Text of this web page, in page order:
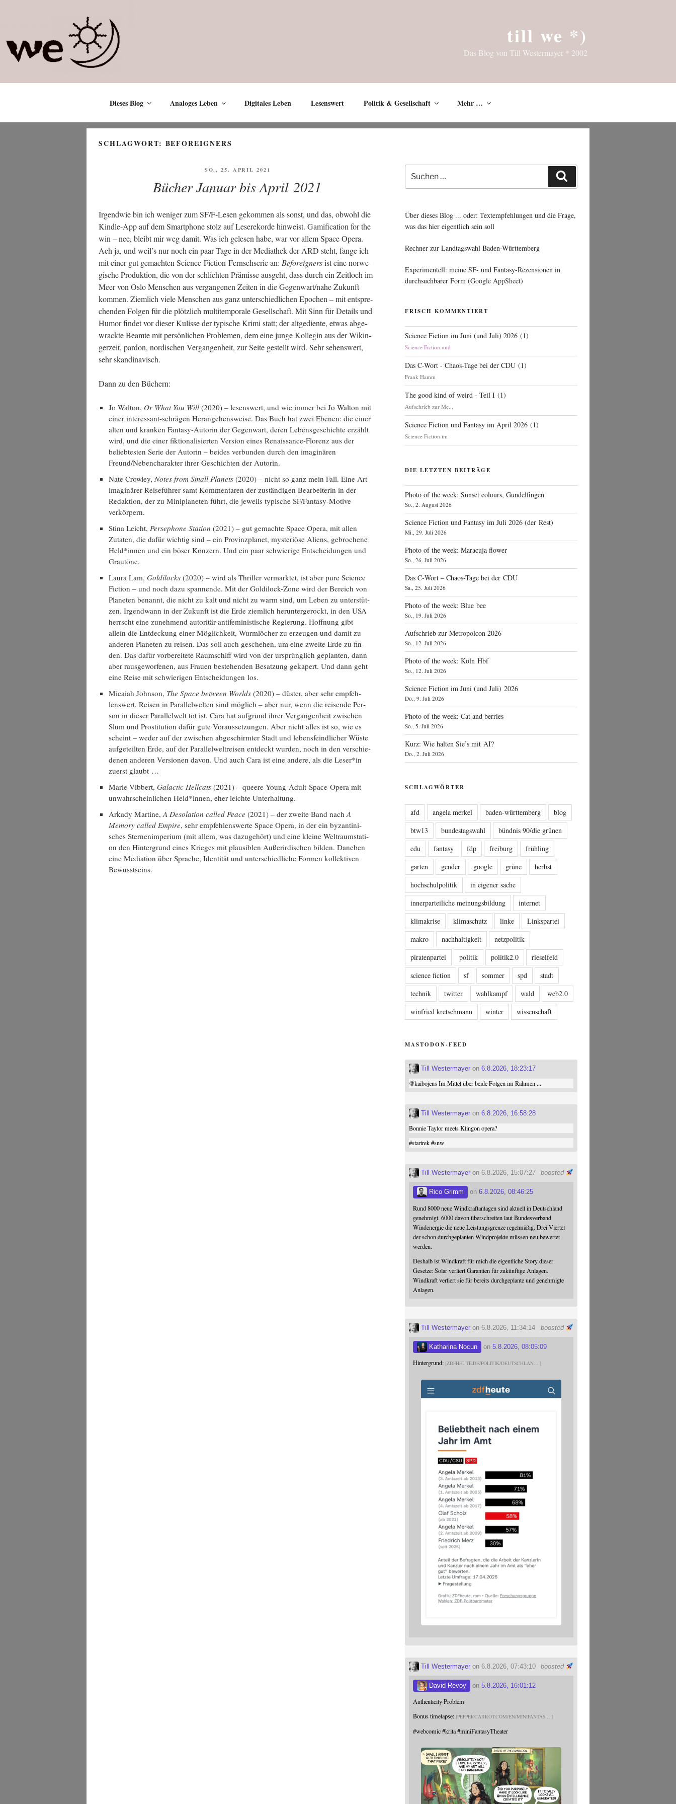
till we *)
Das Blog von Till Westermayer * 2002
Dieses Blog Analoges Leben Digitales Leben Lesenswert Politik & Gesellschaft Mehr …
SCHLAGWORT: BEFOREIGNERS
VERÖFFENTLICHT
SO., 25. APRIL 2021
Bücher Januar bis April 2021
Irgend­wie bin ich weni­ger zum SF/F‑Lesen gekom­men als sonst, und das, obwohl die
Kind­le-App auf dem Smart­phone stolz auf Lese­re­kor­de hin­weist. Gami­fi­ca­ti­on for the
win – nee, bleibt mir weg damit. Was ich gele­sen habe, war vor allem Space Ope­ra.
Ach ja, und weil’s nur noch ein paar Tage in der Media­thek der ARD steht, fan­ge ich
mit einer gut gemach­ten Sci­ence-Fic­tion-Fern­seh­se­rie an: Befor­eig­nersist eine nor­we­
gi­sche Pro­duk­ti­on, die von der schlich­ten Prä­mis­se aus­geht, dass durch ein Zeit­loch im
Meer von Oslo Men­schen aus ver­gan­ge­nen Zei­ten in die Gegenwart/nahe Zukunft
kom­men. Ziem­lich vie­le Men­schen aus ganz unter­schied­li­chen Epo­chen – mit ent­spre­
chen­den Fol­gen für die plötz­lich mul­ti­tem­po­ra­le Gesell­schaft. Mit Sinn für Details und
Humor fin­det vor die­ser Kulis­se der typi­sche Kri­mi statt; der alt­ge­dien­te, etwas abge­
wrack­te Beam­te mit per­sön­li­chen Pro­ble­men, dem eine jun­ge Kol­le­gin aus der Wikin­
ger­zeit, par­don, nor­di­schen Ver­gan­gen­heit, zur Sei­te gestellt wird. Sehr sehens­wert,
sehr skandinavisch.
Dann zu den Büchern:
Jo Walt­on, Or What You Will(2020) – lesens­wert, und wie immer bei Jo Walt­on mit
einer inter­es­sant-schrä­gen Her­an­ge­hens­wei­se. Das Buch hat zwei Ebe­nen: die einer
alten und kran­ken Fan­ta­sy-Autorin der Gegen­wart, deren Lebens­ge­schich­te erzählt
wird, und die einer fik­tio­na­li­sier­ten Ver­si­on eines Renais­sance-Flo­renz aus der
belieb­tes­ten Serie der Autorin – bei­des ver­bun­den durch den ima­gi­nä­ren
Freund/Nebencharakter ihrer Geschich­ten der Autorin.
Nate Crow­ley, Notes from Small Pla­nets (2020) – nicht so ganz mein Fall. Eine Art
ima­gi­nä­rer Rei­se­füh­rer samt Kom­men­ta­ren der zustän­di­gen Bear­bei­te­rin in der
Redak­ti­on, der zu Mini­pla­ne­ten führt, die jeweils typi­sche SF/­Fan­ta­sy-Moti­ve
verkörpern.
Sti­na Leicht, Per­se­pho­ne Sta­ti­on (2021) – gut gemach­te Space Ope­ra, mit allen
Zuta­ten, die dafür wich­tig sind – ein Pro­vinz­pla­net, mys­te­riö­se Ali­ens, gebro­che­ne
Held*innen und ein böser Kon­zern. Und ein paar schwie­ri­ge Ent­schei­dun­gen und
Grautöne.
Lau­ra Lam, Gol­di­locks (2020) – wird als Thril­ler ver­mark­tet, ist aber pure Sci­ence
Fic­tion – und noch dazu span­nen­de. Mit der Gol­di­lock-Zone wird der Bereich von
Pla­ne­ten benannt, die nicht zu kalt und nicht zu warm sind, um Leben zu unter­stüt­
zen. Irgend­wann in der Zukunft ist die Erde ziem­lich her­un­ter­ge­rockt, in den USA
herrscht eine zuneh­mend auto­ri­tär-anti­fe­mi­nis­ti­sche Regie­rung. Hoff­nung gibt
allein die Ent­de­ckung einer Mög­lich­keit, Wurm­lö­cher zu erzeu­gen und damit zu
ande­ren Pla­ne­ten zu rei­sen. Das soll auch gesche­hen, um eine zwei­te Erde zu fin­
den. Das dafür vor­be­rei­te­te Raum­schiff wird von der ursprüng­lich geplan­ten, dann
aber raus­ge­wor­fe­nen, aus Frau­en bestehen­den Besat­zung geka­pert. Und dann geht
eine Rei­se mit schwie­ri­gen Ent­schei­dun­gen los.
Micai­ah John­son, The Space bet­ween Worlds (2020) – düs­ter, aber sehr emp­feh­
lens­wert. Rei­sen in Par­al­lel­wel­ten sind mög­lich – aber nur, wenn die rei­sen­de Per­
son in die­ser Par­al­lel­welt tot ist. Cara hat auf­grund ihrer Ver­gan­gen­heit zwi­schen
Slum und Pro­sti­tu­ti­on dafür gute Vor­aus­set­zun­gen. Aber nicht alles ist so, wie es
scheint – weder auf der zwi­schen abge­schirm­ter Stadt und lebens­feind­li­cher Wüs­te
auf­ge­teil­ten Erde, auf der Par­al­lel­welt­rei­sen ent­deckt wur­den, noch in den ver­schie­
de­nen ande­ren Ver­sio­nen davon. Und auch Cara ist eine ande­re, als die Leser*in
zuerst glaubt …
Marie Vib­bert, Galac­tic Hell­cats (2021) – que­e­re Young-Adult-Space-Ope­ra mit
unwahr­schein­li­chen Held*innen, eher leich­te Unterhaltung.
Arka­dy Mar­ti­ne,A Deso­la­ti­on cal­led Peace (2021) – der zwei­te Band nachA
Memo­ry cal­led Empire, sehr emp­feh­lens­wer­te Space Ope­ra, in der ein byzan­ti­ni­
sches Ster­nen­im­pe­ri­um (mit allem, was dazu­ge­hört) und eine klei­ne Welt­raum­sta­ti­
on den Hin­ter­grund eines Krie­ges mit plau­si­blen Außer­ir­di­schen bil­den. Dane­ben
eine Media­ti­on über Spra­che, Iden­ti­tät und unter­schied­li­che For­men kol­lek­ti­ven
Bewusstseins.
Suche
nach:
Über dieses Blog ... oder: Textempfehlungen und die Frage,
was das hier eigentlich sein soll
Rechner zur Landtagswahl Baden-Württemberg
Experimentell: meine SF- und Fantasy-Rezensionen in
durchsuchbarer Form (Google AppSheet)
FRISCH KOMMENTIERT
Science Fiction im Juni (und Juli) 2026 (1)
Science Fiction und
Das C-Wort - Chaos-Tage bei der CDU (1)
Frank Hamm
The good kind of weird - Teil I (1)
Aufschrieb zur Me...
Science Fiction und Fantasy im April 2026 (1)
Science Fiction im
DIE LETZTEN BEITRÄGE
Photo of the week: Sunset colours, Gundelfingen
So., 2. August 2026
Science Fiction und Fantasy im Juli 2026 (der Rest)
Mi., 29. Juli 2026
Photo of the week: Maracuja flower
So., 26. Juli 2026
Das C‑Wort – Chaos-Tage bei der CDU
Sa., 25. Juli 2026
Photo of the week: Blue bee
So., 19. Juli 2026
Aufschrieb zur Metropolcon 2026
So., 12. Juli 2026
Photo of the week: Köln Hbf
So., 12. Juli 2026
Science Fiction im Juni (und Juli) 2026
Do., 9. Juli 2026
Photo of the week: Cat and berries
So., 5. Juli 2026
Kurz: Wie halten Sie’s mit AI?
Do., 2. Juli 2026
SCHLAGWÖRTER
afd angela merkel baden-württemberg
blog
btw13
bundestagswahl
bündnis 90/die grünen
cdu
fantasy fdp freiburg
frühling
garten
gender google grüne
herbst
hochschulpolitik
in eigener sache
innerparteiliche meinungsbildung
internet
klimakrise
klimaschutz linke
Linkspartei
makro
nachhaltigkeit
netzpolitik
piratenpartei
politik politik2.0
rieselfeld
science fiction
sf sommer spd
stadt
technik
twitter wahlkampf wald
web2.0
winfried kretschmann
winter wissenschaft
MASTODON-FEED
Till Westermayer on6.8.2026, 18:23:17
@kaibojensIm Mittel über beide Folgen im Rahmen ...
Till Westermayer on6.8.2026, 16:58:28
Bonnie Taylor meets Klingon opera?
#startrek #snw
boosted
Till Westermayer on 6.8.2026, 15:07:27
Rico Grimm on6.8.2026, 08:46:25
Rund 8000 neue Windkraftanlagen sind aktuell in Deutschland
genehmigt. 6000 davon überschreiten laut Bundesverband
Windenergie die neue Leistungsgrenze regelmäßig. Drei Viertel
der schon durchgeplanten Windprojekte müssen neu bewertet
werden.
Deshalb ist Windkraft für mich die eigentliche Story dieser
Gesetze: Solar verliert Garantien für zukünftige Anlagen.
Windkraft verliert sie für bereits durchgeplante und genehmigte
Anlagen.
boosted
Till Westermayer on 6.8.2026, 11:34:14
Katharina Nocun on5.8.2026, 08:05:09
Hintergrund: ZDFHEUTE.DE/POLITIK/DEUTSCHLAN
boosted
Till Westermayer on 6.8.2026, 07:43:10
David Revoy on5.8.2026, 16:01:12
Authenticity Problem
Bonus timelapse: PEPPERCARROT.COM/EN/MINIFANTAS
#webcomic #krita#miniFantasyTheater